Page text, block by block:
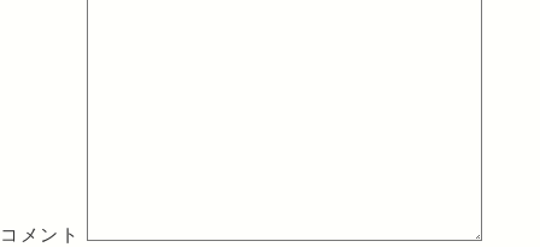
コメント